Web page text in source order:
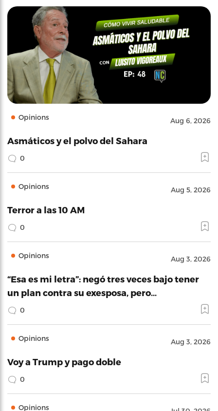
Opinions Aug 6, 2026
Asmáticos y el polvo del Sahara
0
Opinions Aug 5, 2026
Terror a las 10 AM
0
Opinions Aug 3, 2026
“Esa es mi letra”: negó tres veces bajo tener
un plan contra su exesposa, pero…
0
Opinions Aug 3, 2026
Voy a Trump y pago doble
0
Opinions